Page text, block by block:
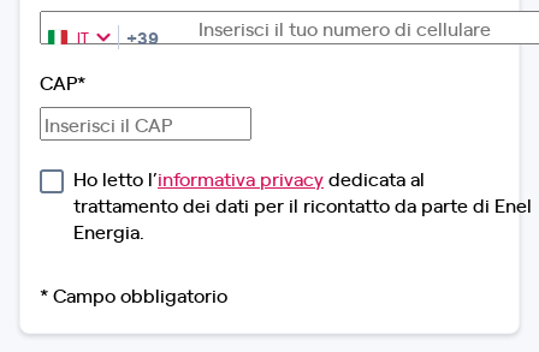
Italia
IT +39
CAP*
Ho letto l’informativa privacydedicata al
trattamento dei dati per il ricontatto da parte di Enel
Energia.
* Campo obbligatorio